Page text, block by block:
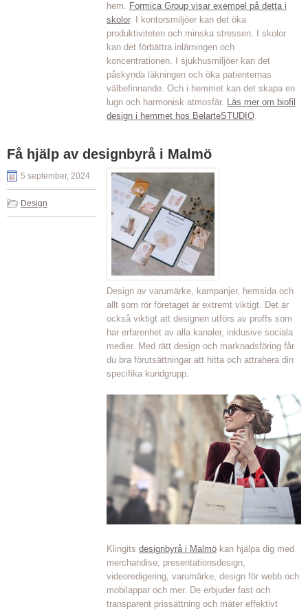
hem. Formica Group visar exempel på detta i
skolor. I kontorsmiljöer kan det öka
produktiviteten och minska stressen. I skolor
kan det förbättra inlärningen och
koncentrationen. I sjukhusmiljöer kan det
påskynda läkningen och öka patienternas
välbefinnande. Och i hemmet kan det skapa en
lugn och harmonisk atmosfär. Läs mer om biofil
design i hemmet hos BelarteSTUDIO.
Få hjälp av designbyrå i Malmö
5 september, 2024
Design
Design av varumärke, kampanjer, hemsida och
allt som rör företaget är extremt viktigt. Det är
också viktigt att designen utförs av proffs som
har erfarenhet av alla kanaler, inklusive sociala
medier. Med rätt design och marknadsföring får
du bra förutsättningar att hitta och attrahera din
specifika kundgrupp.
Klingits designbyrå i Malmö kan hjälpa dig med
merchandise, presentationsdesign,
videoredigering, varumärke, design för webb och
mobilappar och mer. De erbjuder fast och
transparent prissättning och mäter effektivt